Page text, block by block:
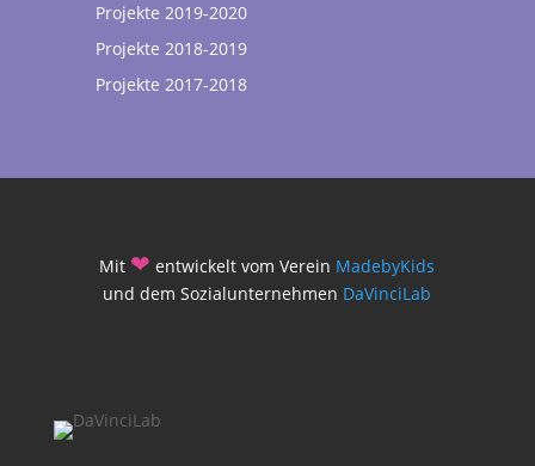
Projekte 2019-2020
Projekte 2018-2019
Projekte 2017-2018
Mit ❤ entwickelt vom Verein MadebyKids
und dem Sozialunternehmen DaVinciLab